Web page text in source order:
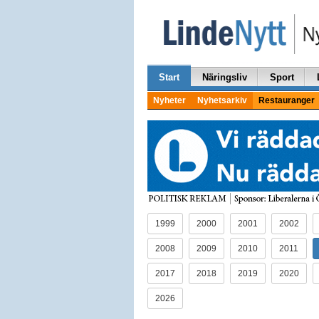
Start Näringsliv Sport
Nyheter Nyhetsarkiv Restauranger
1999 2000 2001 2002
2008 2009 2010 2011
2017 2018 2019 2020
2026